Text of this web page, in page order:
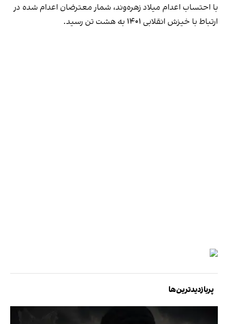
با احتساب اعدام میلاد زهره‌وند، شمار معترضان اعدام شده در
ارتباط با خیزش انقلابی ۱۴۰۱ به هشت تن رسید.
پربازدیدترین‌ها